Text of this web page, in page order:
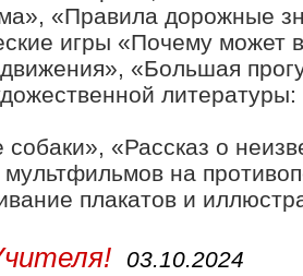
«Правила дорожные
игры «Почему может
«Большая
«Рассказ о
на
плакатов и
03.10.2024